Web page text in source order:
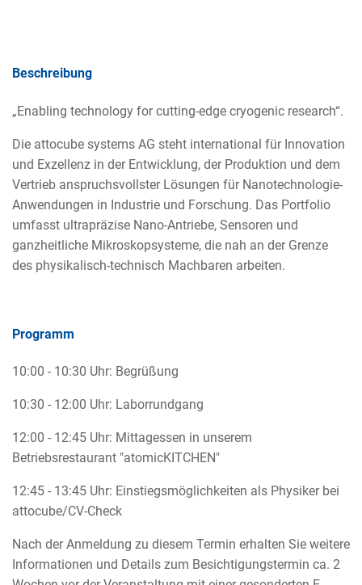
Beschreibung
„Enabling technology for cutting-edge cryogenic research“.
Die attocube systems AG steht international für Innovation
und Exzellenz in der Entwicklung, der Produktion und dem
Vertrieb anspruchsvollster Lösungen für Nanotechnologie-
Anwendungen in Industrie und Forschung. Das Portfolio
umfasst ultrapräzise Nano-Antriebe, Sensoren und
ganzheitliche Mikroskopsysteme, die nah an der Grenze
des physikalisch-technisch Machbaren arbeiten.
Programm
10:00 - 10:30 Uhr: Begrüßung
10:30 - 12:00 Uhr: Laborrundgang
12:00 - 12:45 Uhr: Mittagessen in unserem
Betriebsrestaurant "atomicKITCHEN"
12:45 - 13:45 Uhr: Einstiegsmöglichkeiten als Physiker bei
attocube/CV-Check
Nach der Anmeldung zu diesem Termin erhalten Sie weitere
Informationen und Details zum Besichtigungstermin ca. 2